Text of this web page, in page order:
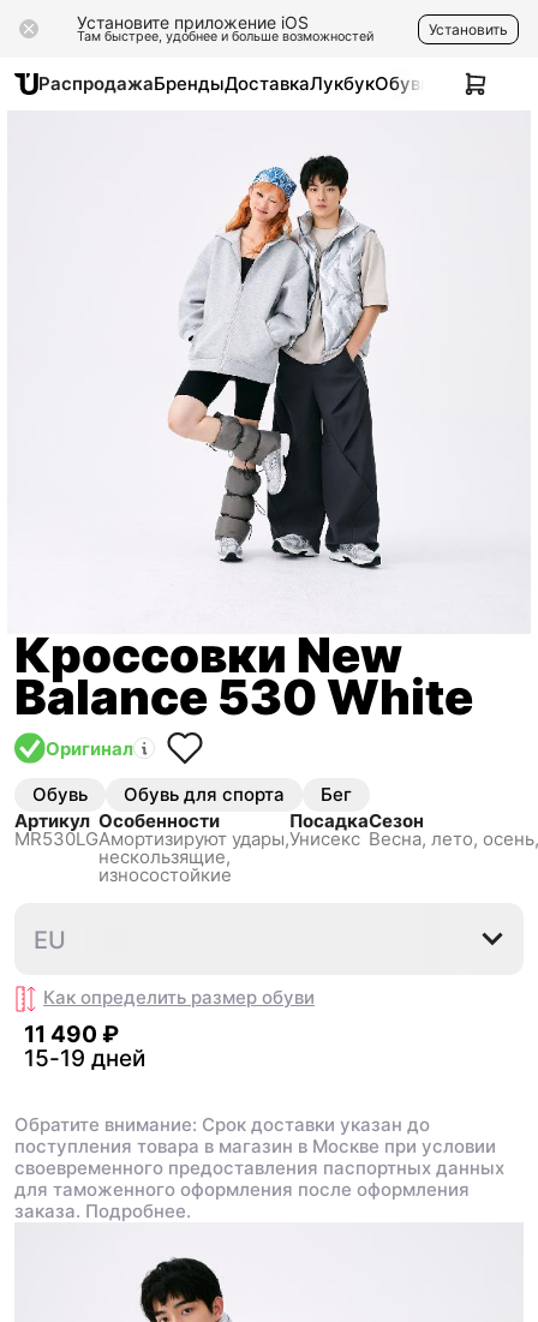
Установите приложение iOS
Там быстрее, удобнее и больше возможностей Установить
РаспродажаБрендыДоставкаЛукбукОбувь Одежда
Кроссовки New
Balance 530 White
Оригинал
Обувь Обувь для спорта
Бег
Артикул
MR530LG
Особенности
Амортизируют удары,
нескользящиe,
износостойкие
Посадка
Унисекс
Сезон
Весна, лето,
38.5
EU
Как определить размер обуви
11 490 ₽
15-19 дней
Обратите внимание: Срок доставки указан до
поступления товара в магазин в Москве при условии
своевременного предоставления паспортных данных
для таможенного оформления после оформления
заказа. Подробнее.